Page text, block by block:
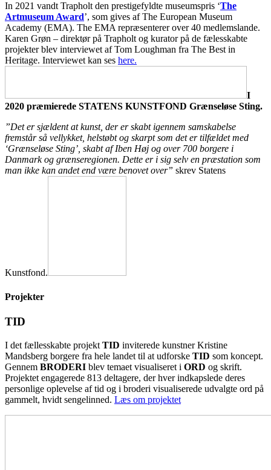
In 2021 vandt Trapholt den prestigefyldte museumspris ‘The
Artmuseum Award’, som gives af The European Museum
Academy (EMA). The EMA repræsenterer over 40 medlemslande.
Karen Grøn – direktør på Trapholt og kurator på de fælesskabte
projekter blev interviewet af Tom Loughman fra The Best in
Heritage. Interviewet kan ses here.
I
2020 præmierede STATENS KUNSTFOND Grænseløse Sting.
”Det er sjældent at kunst, der er skabt igennem samskabelse
fremstår så vellykket, helstøbt og skarpt som det er tilfældet med
‘Grænseløse Sting’, skabt af Iben Høj og over 700 borgere i
Danmark og grænseregionen. Dette er i sig selv en præstation som
man ikke kan andet end være benovet over” skrev Statens
Kunstfond.
Projekter
TID
I det fællesskabte projekt TID inviterede kunstner Kristine
Mandsberg borgere fra hele landet til at udforske TID som koncept.
Gennem BRODERI blev temaet visualiseret i ORD og skrift.
Projektet engagerede 813 deltagere, der hver indkapslede deres
personlige oplevelse af tid og i broderi visualiserede udvalgte ord på
gammelt, hvidt sengelinned. Læs om projektet